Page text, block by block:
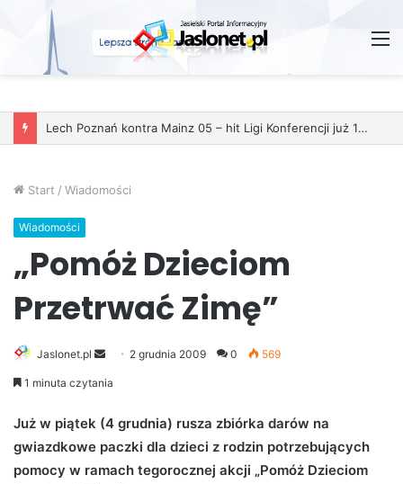
Start / Wiadomości
Wiadomości
„Pomóż Dzieciom
Przetrwać Zimę”
Jaslonet.pl
e
d
a
2 grudnia 2009 0 569
1 minuta czytania
Już w piątek (4 grudnia) rusza zbiórka darów na
gwiazdkowe paczki dla dzieci z rodzin potrzebujących
pomocy w ramach tegorocznej akcji „Pomóż Dzieciom